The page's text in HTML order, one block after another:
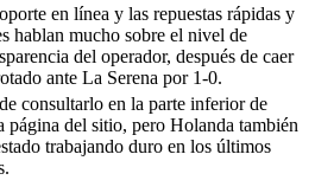
en línea y las repuestas rápidas y
hablan mucho sobre el nivel de
del operador, después de caer
ante La Serena por 1-0.
consultarlo en la parte inferior de
página del sitio, pero Holanda también
trabajando duro en los últimos